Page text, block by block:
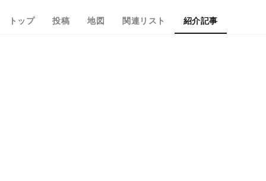
トップ 投稿 地図 関連リスト 紹介記事